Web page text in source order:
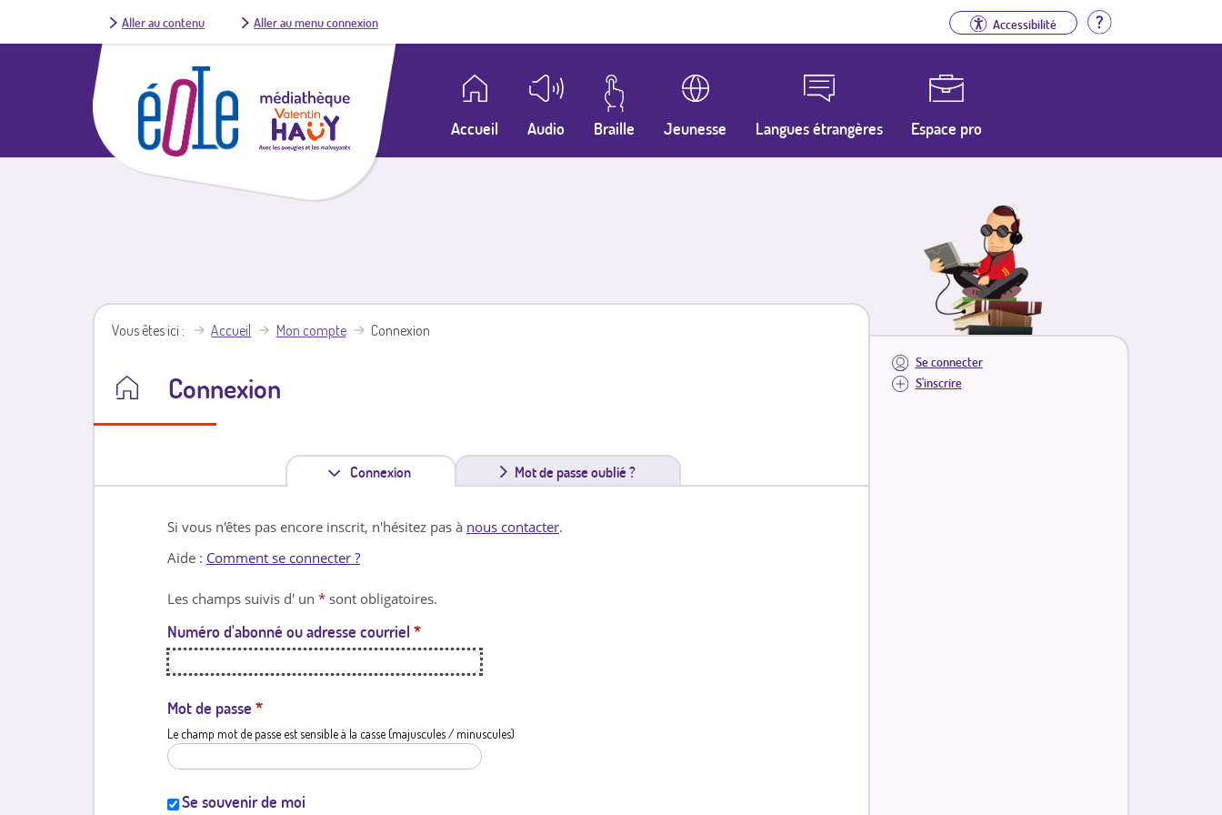
Aller au contenu Aller au menu connexion Accessibilité Aide
Accueil Audio Braille Jeunesse Langues étrangères Espace pro
Se connecter
S'inscrire
Vous êtes ici Accueil Mon compte Connexion
Connexion
Connexion
n
l
e
Mot de passe oublié ?
Si vous n'êtes pas encore inscrit, n'hésitez pas à nous contacter.
Aide : Comment se connecter ?
Les champs suivis d' un * sont obligatoires.
Numéro d'abonné ou adresse courriel *
Mot de passe *
Le champ mot de passe est sensible à la casse (majuscules / minuscules)
Se souvenir de moi